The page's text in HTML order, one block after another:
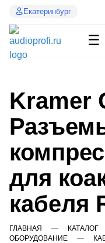
Екатеринбург
☰
Kramer
для
кабеля
ГЛАВНАЯ КАТАЛОГ
ОБОРУДОВАНИЕ